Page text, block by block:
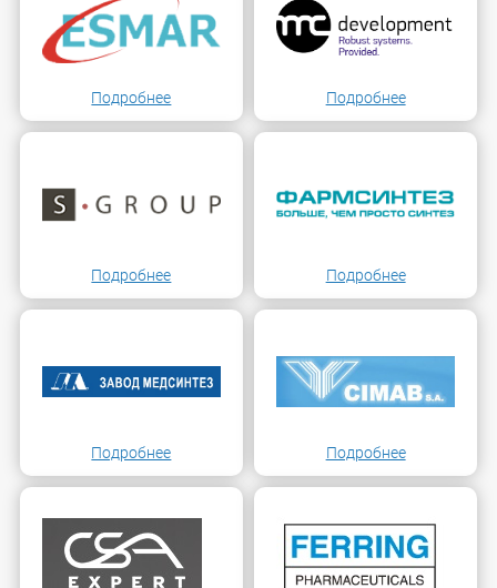
Подробнее Подробнее
Подробнее Подробнее
Подробнее Подробнее